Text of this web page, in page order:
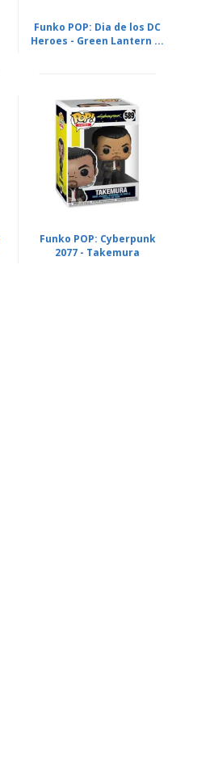
Funko POP: Dia de los DC
Heroes - Green Lantern ...
Funko POP: Cyberpunk
2077 - Takemura